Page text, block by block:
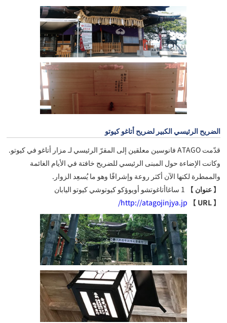
الضريح الرئيسي الكبير لضريح أتاغو كيوتو
قدّمت ATAGO فانوسين معلقين إلى المقرّ الرئيسي لـ مزار أتاغو في كيوتو.
وكانت الإضاءة حول المبنى الرئيسي للضريح خافتة في الأيام الغائمة
والممطرة لكنها الآن أكثر روعة وإشراقًا وهو ما يُسعِد الزوار.
【 عنوان 】
1 ساغاأتاغوتشو أويوؤكو كيوتوشي كيوتو اليابان
【 URL 】
http://atagojinjya.jp/